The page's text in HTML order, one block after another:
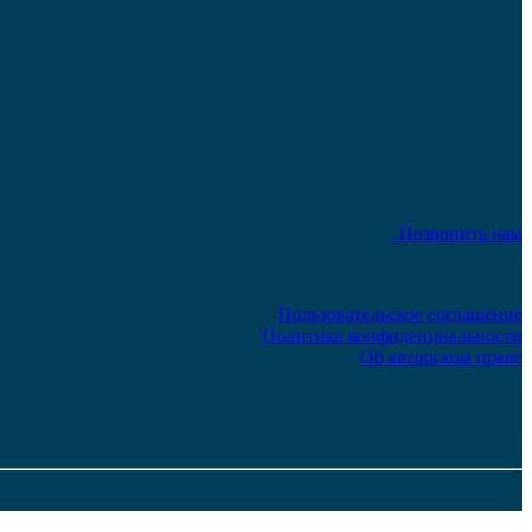
Позвонить нам
Пользовательское соглашение
Политика конфиденциальности
Об авторском праве